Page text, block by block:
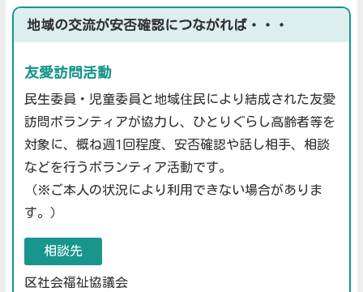
地域の交流が安否確認につながれば・・・
友愛訪問活動
民生委員・児童委員と地域住民により結成された友愛
訪問ボランティアが協力し、ひとりぐらし高齢者等を
対象に、概ね週1回程度、安否確認や話し相手、相談
などを行うボランティア活動です。
（※ご本人の状況により利用できない場合がありま
す。）
相談先
区社会福祉協議会